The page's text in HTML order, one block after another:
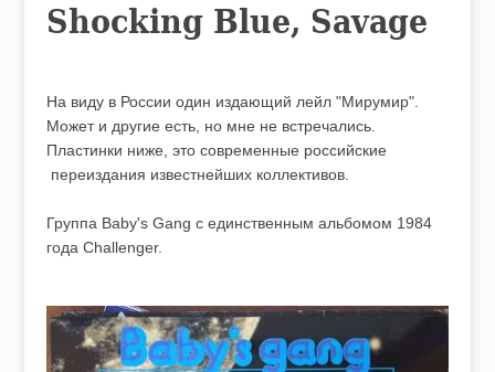
Shocking Blue, Savage
На виду в России один издающий лейл "Мирумир".
Может и другие есть, но мне не встречались.
Пластинки ниже, это современные российские
переиздания известнейших коллективов.
Группа Baby's Gang с единственным альбомом 1984
года Challenger.